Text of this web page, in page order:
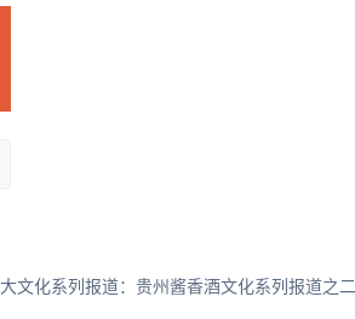
文化系列报道：贵州酱香酒文化系列报道之二